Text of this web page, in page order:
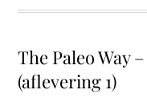
The Paleo Way
(aflevering 1)